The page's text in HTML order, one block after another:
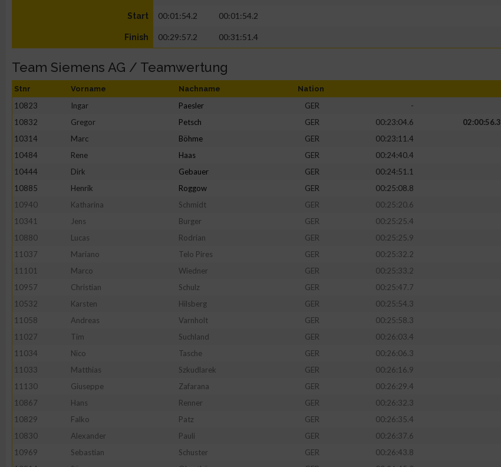
Start 00:01:54.2 00:01:54.2
Finish 00:29:57.2 00:31:51.4
Team Siemens AG / Teamwertung
Stnr Vorname Nachname Nation
10823 Ingar Paesler GER
-
10832
Gregor Petsch GER 00:23:04.6
02:00:56.3
10314
Marc Böhme GER
00:23:11.4
10484
Rene Haas GER
00:24:40.4
10444
Dirk Gebauer GER
00:24:51.1
10885
Henrik Roggow GER
00:25:08.8
10940
Katharina Schmidt GER
00:25:20.6
10341
Jens Burger GER
00:25:25.4
10880
Lucas Rodrian GER
00:25:25.9
11037
Mariano Telo Pires GER
00:25:32.2
11101
Marco Wiedner GER
00:25:33.2
10957
Christian Schulz GER
00:25:47.7
10532
Karsten Hilsberg GER
00:25:54.3
11058
Andreas Varnholt GER
00:25:58.3
11027
Tim Suchland GER
00:26:03.4
11034
Nico Tasche GER
00:26:06.3
11033
Matthias Szkudlarek GER
00:26:16.9
11130
Giuseppe Zafarana GER
00:26:29.4
10867
Hans Renner GER
00:26:32.3
10829
Falko Patz GER
00:26:35.4
10830
Alexander Pauli GER
00:26:37.6
10969
Sebastian Schuster GER
00:26:43.8